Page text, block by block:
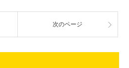
次のページ